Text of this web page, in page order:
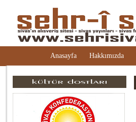
Anasayfa Hakkımızda